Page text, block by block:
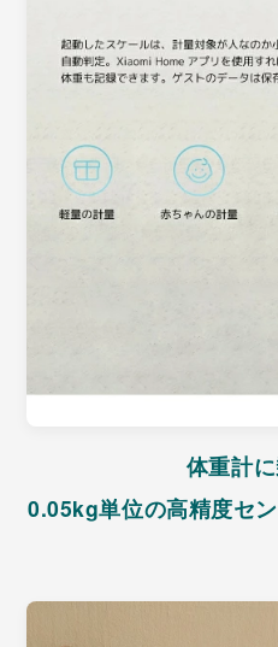
体重計
0.05kg単位の高精度セ